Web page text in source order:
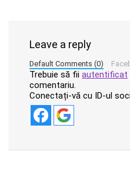
Leave a reply
Default Comments (0)
Trebuie să fii autentificat
comentariu.
Conectați-vă cu ID-ul